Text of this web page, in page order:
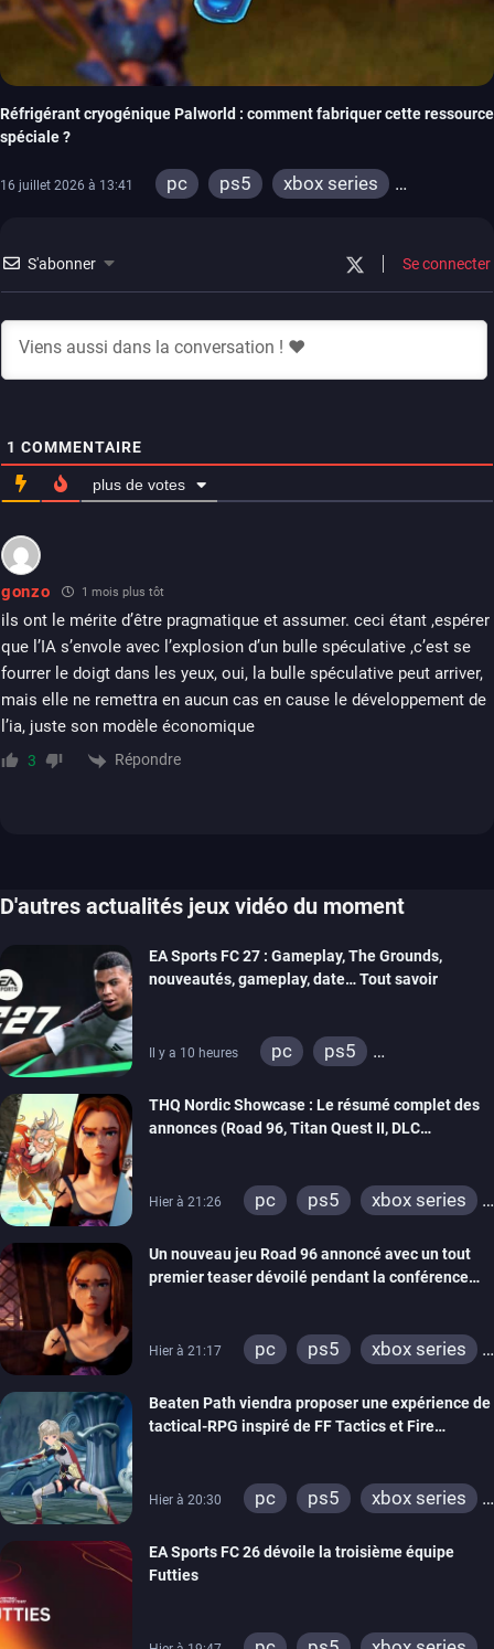
Réfrigérant cryogénique Palworld : comment fabriquer cette ressource
spéciale ?
16 juillet 2026 à 13:41 pc ps5
xbox series
S'abonner Se connecter
1 COMMENTAIRE
plus de votes
gonzo 1 mois plus tôt
ils ont le mérite d’être pragmatique et assumer. ceci étant ,espérer
que l’IA s’envole avec l’explosion d’un bulle spéculative ,c’est se
fourrer le doigt dans les yeux, oui, la bulle spéculative peut arriver,
mais elle ne remettra en aucun cas en cause le développement de
l’ia, juste son modèle économique
3 Répondre
D'autres actualités jeux vidéo du moment
EA Sports FC 27 : Gameplay, The Grounds,
nouveautés, gameplay, date… Tout savoir
Il y a 10 heures pc
ps5
THQ Nordic Showcase : Le résumé complet des
annonces (Road 96, Titan Quest II, DLC
Hier à 21:26 pc ps5
xbox series
xbox one
switch 2
Un nouveau jeu Road 96 annoncé avec un tout
premier teaser dévoilé pendant la conférence
Hier à 21:17 pc ps5
xbox series
xbox one
Beaten Path viendra proposer une expérience de
tactical-RPG inspiré de FF Tactics et Fire
Hier à 20:30 pc ps5
xbox series
EA Sports FC 26 dévoile la troisième équipe
Futties